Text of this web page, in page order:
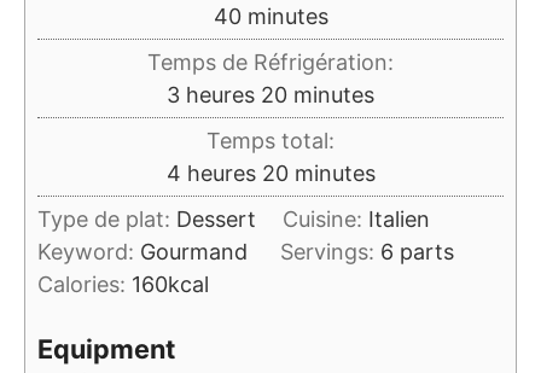
40minutes
minutes
Temps de Réfrigération:
3heures
heures 20minutes
minutes
Temps total:
4heures
heures 20minutes
minutes
Type de plat: Dessert Cuisine: Italien
Keyword: Gourmand Servings: 6 parts
Calories: 160kcal
Equipment